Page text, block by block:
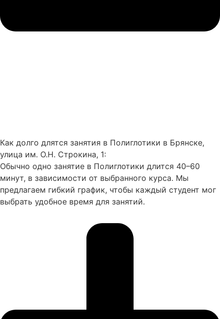
Как долго длятся занятия в Полиглотики в Брянске,
улица им. О.Н. Строкина, 1:
Обычно одно занятие в Полиглотики длится 40–60
минут, в зависимости от выбранного курса. Мы
предлагаем гибкий график, чтобы каждый студент мог
выбрать удобное время для занятий.